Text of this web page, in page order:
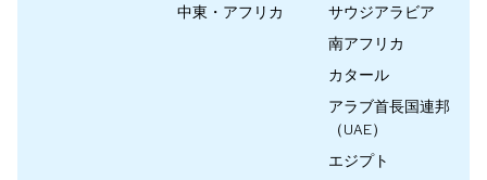
中東・アフリカ
サウジアラビア
南アフリカ
カタール
アラブ首長国連邦
（UAE）
エジプト